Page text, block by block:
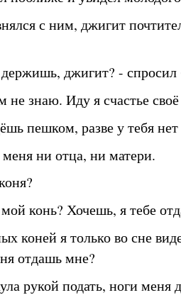
с ним, джигит
джигит? - спросил
не знаю. Иду я счастье своё
пешком, разве у тебя нет
ни отца, ни матери.
конь? Хочешь, я тебе
коней я только во сне
отдашь мне?
рукой подать, ноги меня